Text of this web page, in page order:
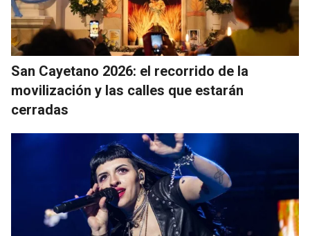
San Cayetano 2026: el recorrido de la
movilización y las calles que estarán
cerradas